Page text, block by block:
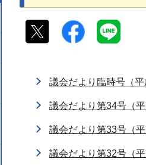
議会だより臨時号（平
議会だより第34号（
議会だより第33号（
議会だより第32号（